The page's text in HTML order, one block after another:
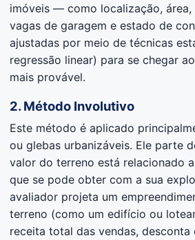
imóveis — como localização, área,
vagas de garagem e estado de
ajustadas por meio de técnicas
regressão linear) para se chegar
mais provável.
2. Método Involutivo
Este método é aplicado
ou glebas urbanizáveis. Ele parte
valor do terreno está relacionado
que se pode obter com a sua
avaliador projeta um
terreno (como um edifício ou
receita total das vendas, desconta